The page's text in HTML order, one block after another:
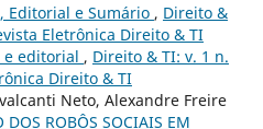
Editorial e Sumário , Direito &
Eletrônica Direito & TI
e editorial , Direito & TI: v. 1 n.
Direito & TI
Neto, Alexandre Freire
DOS ROBÔS SOCIAIS EM